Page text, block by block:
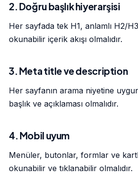
2. Doğru başlık hiyerarşisi
Her sayfada tek H1, anlamlı H2/H3
okunabilir içerik akışı olmalıdır.
3. Meta title ve description
Her sayfanın arama niyetine
başlık ve açıklaması olmalıdır.
4. Mobil uyum
Menüler, butonlar, formlar ve
okunabilir ve tıklanabilir olmalıdır.